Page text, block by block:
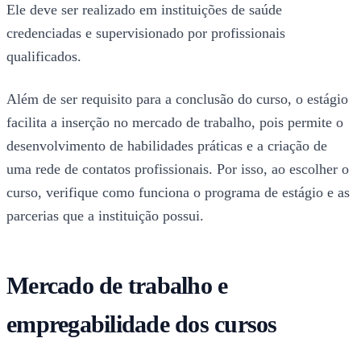
Ele deve ser realizado em instituições de saúde
credenciadas e supervisionado por profissionais
qualificados.
Além de ser requisito para a conclusão do curso, o estágio
facilita a inserção no mercado de trabalho, pois permite o
desenvolvimento de habilidades práticas e a criação de
uma rede de contatos profissionais. Por isso, ao escolher o
curso, verifique como funciona o programa de estágio e as
parcerias que a instituição possui.
Mercado de trabalho e
empregabilidade dos cursos